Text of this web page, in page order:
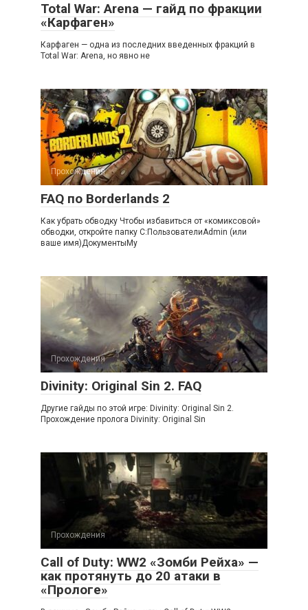
Total War: Arena — гайд по фракции
«Карфаген»
Карфаген — одна из последних введенных фракций в
Total War: Arena, но явно не
Прохождения
FAQ по Borderlands 2
Как убрать обводку Чтобы избавиться от «комиксовой»
обводки, откройте папку C:ПользователиAdmin (или
ваше имя)ДокументыMy
Прохождения
Divinity: Original Sin 2. FAQ
Другие гайды по этой игре: Divinity: Original Sin 2.
Прохождение пролога Divinity: Original Sin
Прохождения
Call of Duty: WW2 «Зомби Рейха» —
как протянуть до 20 атаки в
«Прологе»